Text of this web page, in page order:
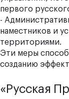
первого
-
наместников и
территориями.
Эти меры
созданию
«Русская